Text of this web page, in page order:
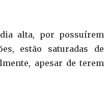
alta, por possuírem
estão saturadas de
apesar de terem